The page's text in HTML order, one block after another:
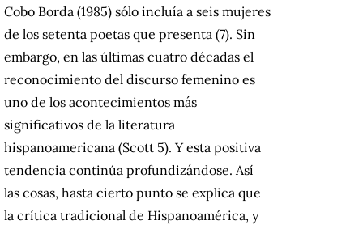
Cobo Borda (1985) sólo incluía a seis mujeres
de los setenta poetas que presenta (7). Sin
embargo, en las últimas cuatro décadas el
reconocimiento del discurso femenino es
uno de los acontecimientos más
significativos de la literatura
hispanoamericana (Scott 5). Y esta positiva
tendencia continúa profundizándose. Así
las cosas, hasta cierto punto se explica que
la crítica tradicional de Hispanoamérica, y